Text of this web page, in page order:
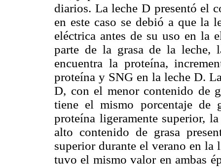
diarios. La leche D presentó el
en este caso se debió a que la
eléctrica antes de su uso en la
parte de la grasa de la leche,
encuentra la proteína,
proteína y SNG en la leche D.
D, con el menor contenido de
tiene el mismo porcentaje de
proteína ligeramente superior,
alto contenido de grasa
superior durante el verano en la
tuvo el mismo valor en ambas